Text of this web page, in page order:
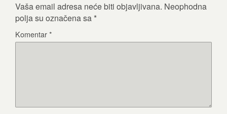
Vaša email adresa neće biti objavljivana. Neophodna
polja su označena sa *
Komentar*